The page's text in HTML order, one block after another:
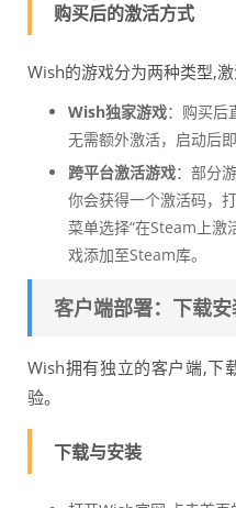
购买后的激活方式
Wish的游戏分为两种类型,激
Wish独家游戏：购买后
无需额外激活，启动后即
跨平台激活游戏：部分
你会获得一个激活码，
菜单选择“在Steam上激
戏添加至Steam库。
客户端部署：下载
Wish拥有独立的客户端,下
验。
下载与安装